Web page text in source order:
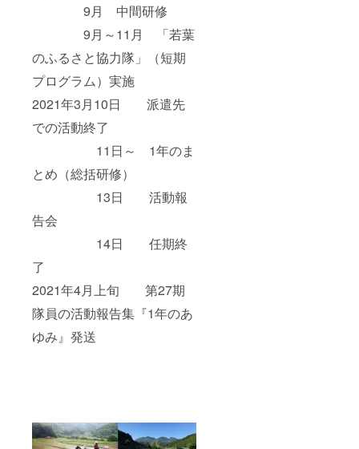
9月 中間研修
9月～11月 「若葉
のふるさと協力隊」（短期
プログラム）実施
2021年3月10日 派遣先
での活動終了
11日～ 1年のま
とめ（総括研修）
13日 活動報
告会
14日 任期終
了
2021年4月上旬 第27期
隊員の活動報告集『1年のあ
ゆみ』発送